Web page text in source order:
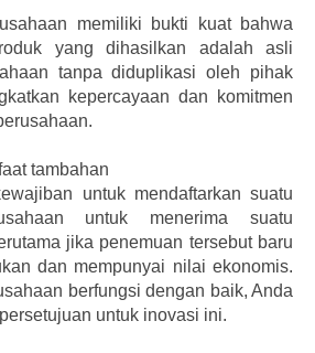
memiliki bukti kuat bahwa
yang dihasilkan adalah asli
tanpa diduplikasi oleh pihak
kepercayaan dan komitmen
tambahan
untuk mendaftarkan suatu
untuk menerima suatu
jika penemuan tersebut baru
dan mempunyai nilai ekonomis.
berfungsi dengan baik, Anda
untuk inovasi ini.